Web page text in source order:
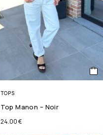
TOPS
Top Manon – Noir
24.00€